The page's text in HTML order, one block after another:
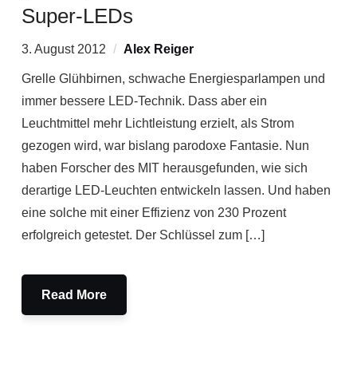
Super-LEDs
3. August 2012 Alex Reiger
Grelle Glühbirnen, schwache Energiesparlampen und
immer bessere LED-Technik. Dass aber ein
Leuchtmittel mehr Lichtleistung erzielt, als Strom
gezogen wird, war bislang parodoxe Fantasie. Nun
haben Forscher des MIT herausgefunden, wie sich
derartige LED-Leuchten entwickeln lassen. Und haben
eine solche mit einer Effizienz von 230 Prozent
erfolgreich getestet. Der Schlüssel zum […]
Read More